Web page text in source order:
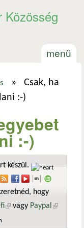
Közösség
menü
»
Csak, ha
:-)
:-)
készül.
hogy
(külső hivatkozás)
vagy Paypal